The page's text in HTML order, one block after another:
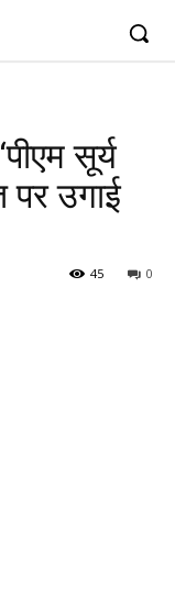
सूर्य
पर उगाई
0
45